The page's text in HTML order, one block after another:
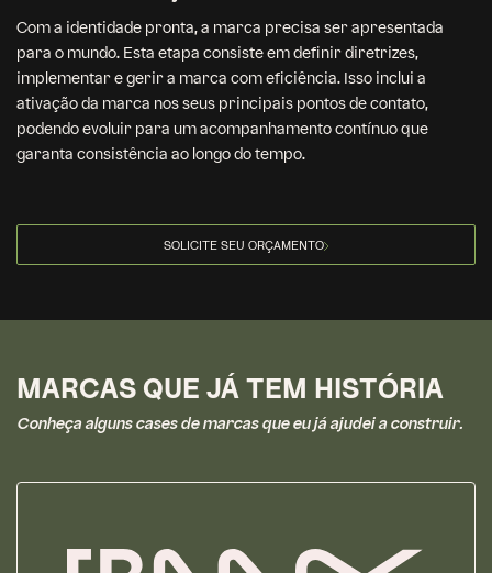
Com a identidade pronta, a marca precisa ser apresentada
para o mundo. Esta etapa consiste em definir diretrizes,
implementar e gerir a marca com eficiência. Isso inclui a
ativação da marca nos seus principais pontos de contato,
podendo evoluir para um acompanhamento contínuo que
garanta consistência ao longo do tempo.
SOLICITE SEU ORÇAMENTO
MARCAS QUE JÁ TEM HISTÓRIA
Conheça alguns cases de marcas que eu já ajudei a construir.